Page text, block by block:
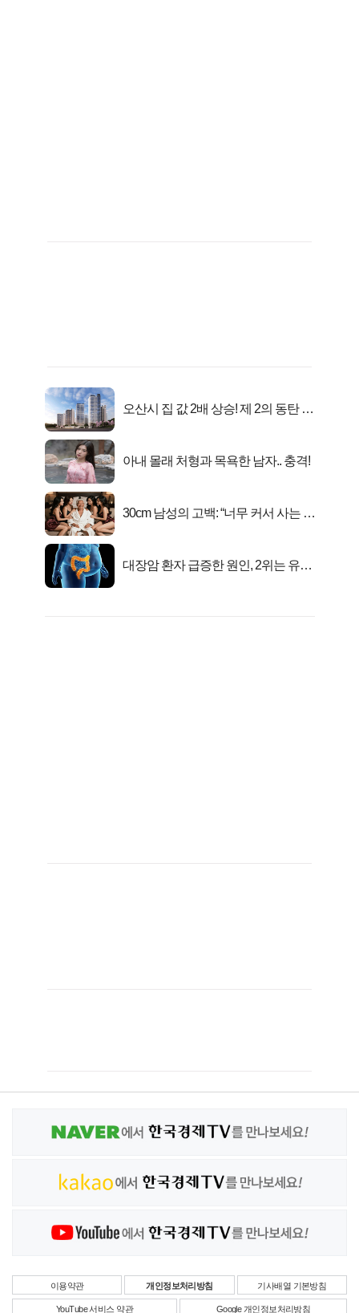
오산시 집 값 2배 상승! 제 2의 동탄 신
아내 몰래 처형과 목욕한 남자.. 충격!
30cm 남성의 고백: “너무 커서 사는 게
대장암 환자 급증한 원인, 2위는 유산
이용약관 개인정보처리방침 기사배열 기본방침
YouTube 서비스 약관 Google 개인정보처리방침